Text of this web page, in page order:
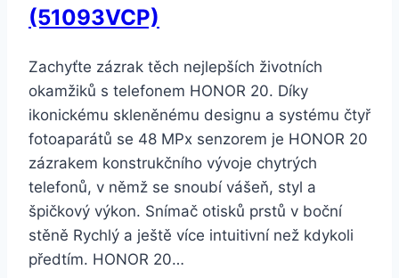
(51093VCP)
Zachyťte zázrak těch nejlepších životních
okamžiků s telefonem HONOR 20. Díky
ikonickému skleněnému designu a systému čtyř
fotoaparátů se 48 MPx senzorem je HONOR 20
zázrakem konstrukčního vývoje chytrých
telefonů, v němž se snoubí vášeň, styl a
špičkový výkon. Snímač otisků prstů v boční
stěně Rychlý a ještě více intuitivní než kdykoli
předtím. HONOR 20…